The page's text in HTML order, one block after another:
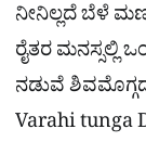
ನೀನಿಲ್ಲದೆ ಬೆಳೆ
ರೈತರ ಮನಸ್ಸಲ್ಲಿ
ನಡುವೆ
Varahi tunga